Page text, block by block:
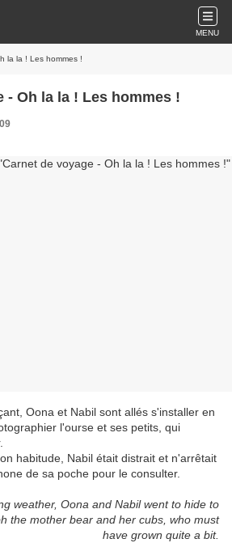
MENU
la la ! Les hommes !
- Oh la la ! Les hommes !
Oona et Nabil sont allés s'installer en
l'ourse et ses petits, qui
habitude, Nabil était distrait et n'arrêtait
de sa poche pour le consulter.
weather, Oona and Nabil went to hide to
the mother bear and her cubs, who must
have grown quite a bit.